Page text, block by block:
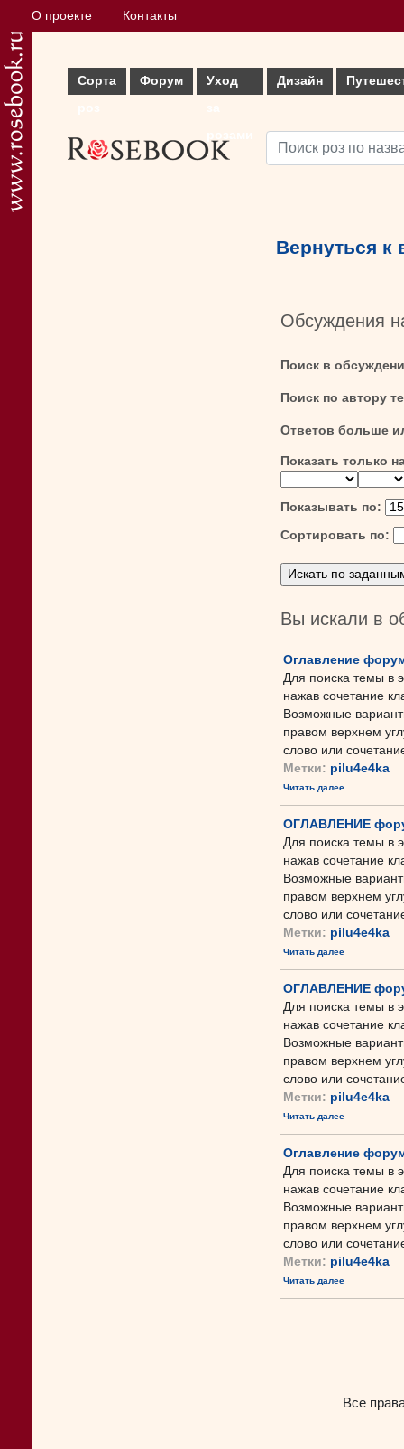
О проекте Контакты
Сорта
Форум
Уход
Дизайн
Вернуться к
Обсуждения
Поиск в
Поиск по автору
Ответов больше
Показать только
Показывать по:
Сортировать по:
Вы искали в
Оглавление
Для поиска темы в
нажав сочетание
Возможные
правом верхнем
слово или
Метки: pilu4e4ka
Читать далее
ОГЛАВЛЕНИЕ
Для поиска темы в
нажав сочетание
Возможные
правом верхнем
слово или
Метки: pilu4e4ka
Читать далее
ОГЛАВЛЕНИЕ
Для поиска темы в
нажав сочетание
Возможные
правом верхнем
слово или
Метки: pilu4e4ka
Читать далее
Оглавление
Для поиска темы в
нажав сочетание
Возможные
правом верхнем
слово или
Метки: pilu4e4ka
Читать далее
Все